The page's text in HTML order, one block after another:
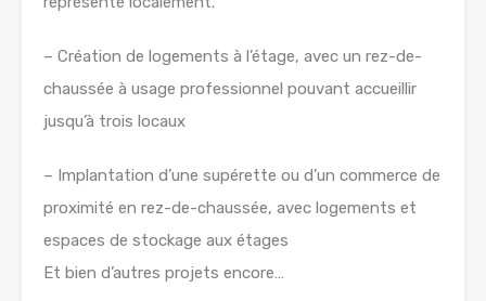
– Création de logements à l’étage, avec un rez-de-
chaussée à usage professionnel pouvant accueillir
jusqu’à trois locaux
– Implantation d’une supérette ou d’un commerce de
proximité en rez-de-chaussée, avec logements et
espaces de stockage aux étages
Et bien d’autres projets encore…